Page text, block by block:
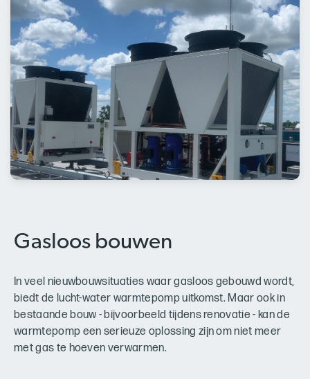
Gasloos bouwen
In veel nieuwbouwsituaties waar gasloos gebouwd wordt,
biedt de lucht-water warmtepomp uitkomst. Maar ook in
bestaande bouw - bijvoorbeeld tijdens renovatie - kan de
warmtepomp een serieuze oplossing zijn om niet meer
met gas te hoeven verwarmen.